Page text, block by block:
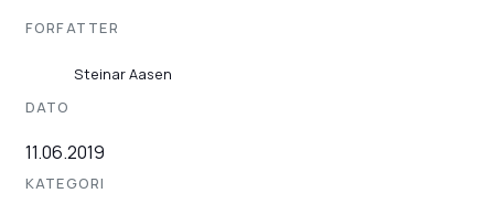
FORFATTER
Steinar Aasen
DATO
11.06.2019
KATEGORI